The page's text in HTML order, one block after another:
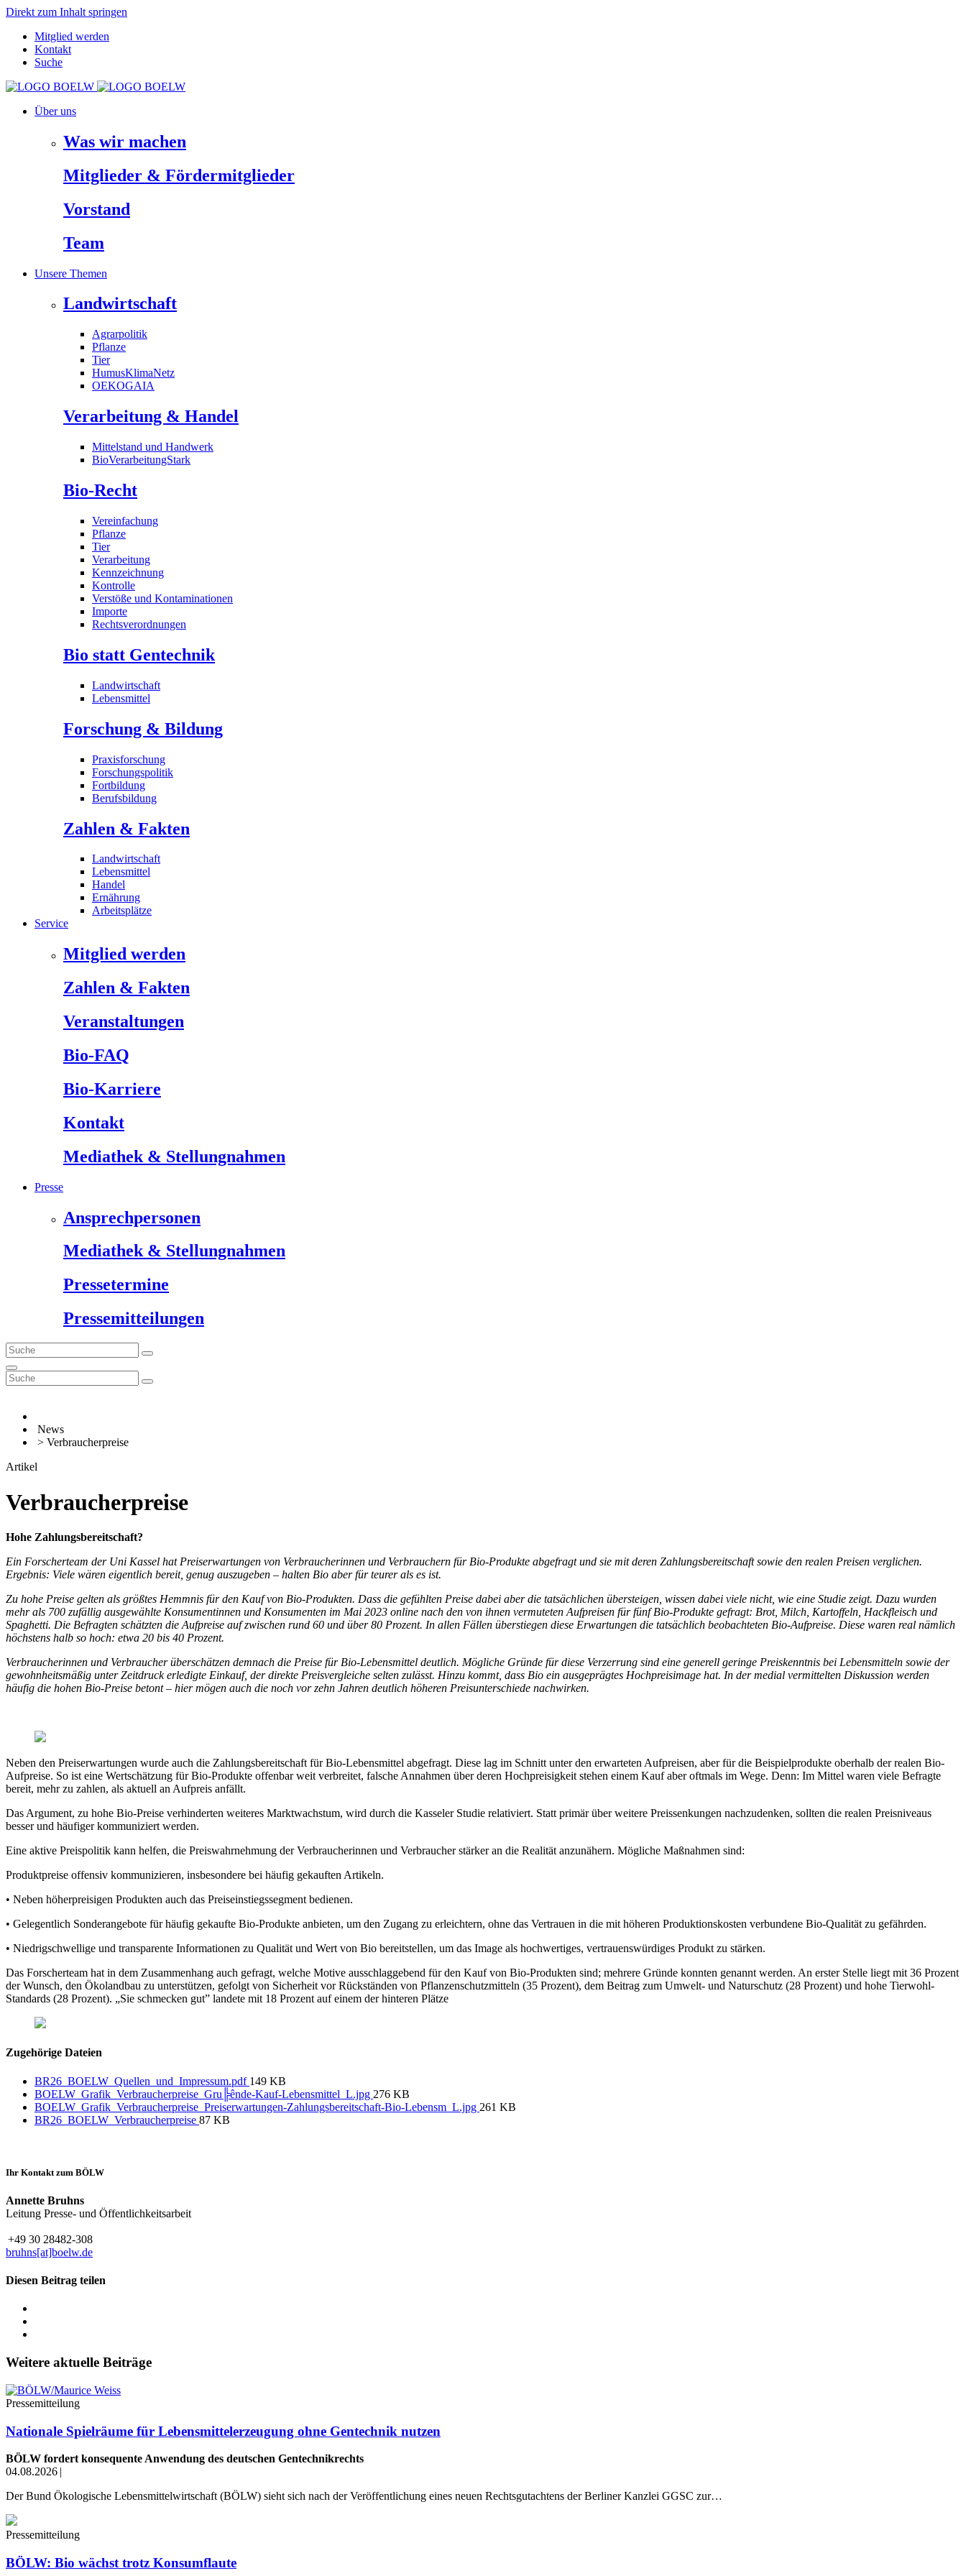
Direkt zum Inhalt springen
Mitglied werden
Kontakt
Suche
Über uns
Was wir machen
Mitglieder & Fördermitglieder
Vorstand
Team
Unsere Themen
Landwirtschaft
Agrarpolitik
Pflanze
Tier
HumusKlimaNetz
OEKOGAIA
Verarbeitung & Handel
Mittelstand und Handwerk
BioVerarbeitungStark
Bio-Recht
Vereinfachung
Pflanze
Tier
Verarbeitung
Kennzeichnung
Kontrolle
Verstöße und Kontaminationen
Importe
Rechtsverordnungen
Bio statt Gentechnik
Landwirtschaft
Lebensmittel
Forschung & Bildung
Praxisforschung
Forschungspolitik
Fortbildung
Berufsbildung
Zahlen & Fakten
Landwirtschaft
Lebensmittel
Handel
Ernährung
Arbeitsplätze
Service
Mitglied werden
Zahlen & Fakten
Veranstaltungen
Bio-FAQ
Bio-Karriere
Kontakt
Mediathek & Stellungnahmen
Presse
Ansprechpersonen
Mediathek & Stellungnahmen
Pressetermine
Pressemitteilungen
News
> Verbraucherpreise
Artikel
Verbraucherpreise
Hohe Zahlungsbereitschaft?
Ein Forscherteam der Uni Kassel hat Preiserwartungen von Verbraucherinnen und Verbrauchern für Bio-Produkte abgefragt und sie mit deren Zahlungsbereitschaft sowie den realen Preisen verglichen.
Ergebnis: Viele wären eigentlich bereit, genug auszugeben – halten Bio aber für teurer als es ist.
Zu hohe Preise gelten als größtes Hemmnis für den Kauf von Bio-Produkten. Dass die gefühlten Preise dabei aber die tatsächlichen übersteigen, wissen dabei viele nicht, wie eine Studie zeigt. Dazu wurden
mehr als 700 zufällig ausgewählte Konsumentinnen und Konsumenten im Mai 2023 online nach den von ihnen vermuteten Aufpreisen für fünf Bio-Produkte gefragt: Brot, Milch, Kartoffeln, Hackfleisch und
Spaghetti. Die Befragten schätzten die Aufpreise auf zwischen rund 60 und über 80 Prozent. In allen Fällen überstiegen diese Erwartungen die tatsächlich beobachteten Bio-Aufpreise. Diese waren real nämlich
höchstens halb so hoch: etwa 20 bis 40 Prozent.
Verbraucherinnen und Verbraucher überschätzen demnach die Preise für Bio-Lebensmittel deutlich. Mögliche Gründe für diese Verzerrung sind eine generell geringe Preiskenntnis bei Lebensmitteln sowie der
gewohnheitsmäßig unter Zeitdruck erledigte Einkauf, der direkte Preisvergleiche selten zulässt. Hinzu kommt, dass Bio ein ausgeprägtes Hochpreisimage hat. In der medial vermittelten Diskussion werden
häufig die hohen Bio-Preise betont – hier mögen auch die noch vor zehn Jahren deutlich höheren Preisunterschiede nachwirken.
Neben den Preiserwartungen wurde auch die Zahlungsbereitschaft für Bio-Lebensmittel abgefragt. Diese lag im Schnitt unter den erwarteten Aufpreisen, aber für die Beispielprodukte oberhalb der realen Bio-
Aufpreise. So ist eine Wertschätzung für Bio-Produkte offenbar weit verbreitet, falsche Annahmen über deren Hochpreisigkeit stehen einem Kauf aber oftmals im Wege. Denn: Im Mittel waren viele Befragte
bereit, mehr zu zahlen, als aktuell an Aufpreis anfällt.
Das Argument, zu hohe Bio-Preise verhinderten weiteres Marktwachstum, wird durch die Kasseler Studie relativiert. Statt primär über weitere Preissenkungen nachzudenken, sollten die realen Preisniveaus
besser und häufiger kommuniziert werden.
Eine aktive Preispolitik kann helfen, die Preiswahrnehmung der Verbraucherinnen und Verbraucher stärker an die Realität anzunähern. Mögliche Maßnahmen sind:
Produktpreise offensiv kommunizieren, insbesondere bei häufig gekauften Artikeln.
• Neben höherpreisigen Produkten auch das Preiseinstiegssegment bedienen.
• Gelegentlich Sonderangebote für häufig gekaufte Bio-Produkte anbieten, um den Zugang zu erleichtern, ohne das Vertrauen in die mit höheren Produktionskosten verbundene Bio-Qualität zu gefährden.
• Niedrigschwellige und transparente Informationen zu Qualität und Wert von Bio bereitstellen, um das Image als hochwertiges, vertrauenswürdiges Produkt zu stärken.
Das Forscherteam hat in dem Zusammenhang auch gefragt, welche Motive ausschlaggebend für den Kauf von Bio-Produkten sind; mehrere Gründe konnten genannt werden. An erster Stelle liegt mit 36 Prozent
der Wunsch, den Ökolandbau zu unterstützen, gefolgt von Sicherheit vor Rückständen von Pflanzenschutzmitteln (35 Prozent), dem Beitrag zum Umwelt- und Naturschutz (28 Prozent) und hohe Tierwohl-
Standards (28 Prozent). „Sie schmecken gut” landete mit 18 Prozent auf einem der hinteren Plätze
Zugehörige Dateien
BR26_BOELW_Quellen_und_Impressum.pdf 149 KB
BOELW_Grafik_Verbraucherpreise_Gru╠ênde-Kauf-Lebensmittel_L.jpg 276 KB
BOELW_Grafik_Verbraucherpreise_Preiserwartungen-Zahlungsbereitschaft-Bio-Lebensm_L.jpg 261 KB
BR26_BOELW_Verbraucherpreise 87 KB
Ihr Kontakt zum BÖLW
Annette Bruhns
Leitung Presse- und Öffentlichkeitsarbeit
+49 30 28482-308
bruhns[at]boelw.de
Diesen Beitrag teilen
Weitere aktuelle Beiträge
Pressemitteilung
Nationale Spielräume für Lebensmittelerzeugung ohne Gentechnik nutzen
BÖLW fordert konsequente Anwendung des deutschen Gentechnikrechts
04.08.2026 |
Der Bund Ökologische Lebensmittelwirtschaft (BÖLW) sieht sich nach der Veröffentlichung eines neuen Rechtsgutachtens der Berliner Kanzlei GGSC zur…
Pressemitteilung
BÖLW: Bio wächst trotz Konsumflaute